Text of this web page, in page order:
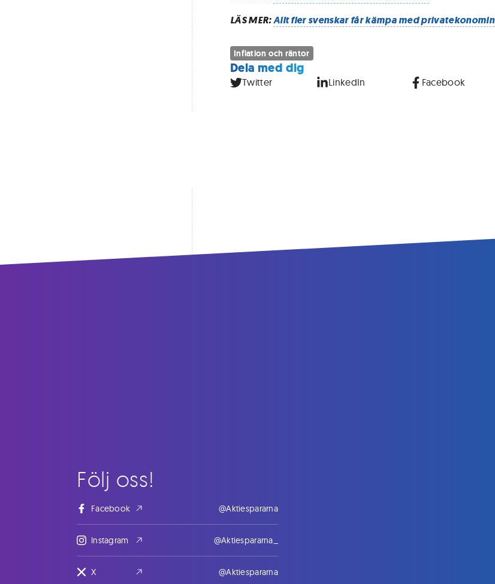
LÄS MER:Allt fler svenskar får kämpa med privatekonomin
Inflation och räntor
Dela med dig
Twitter LinkedIn Facebook
Följ oss!
Facebook @Aktiespararna
Instagram @Aktiespararna_
X @Aktiespararna